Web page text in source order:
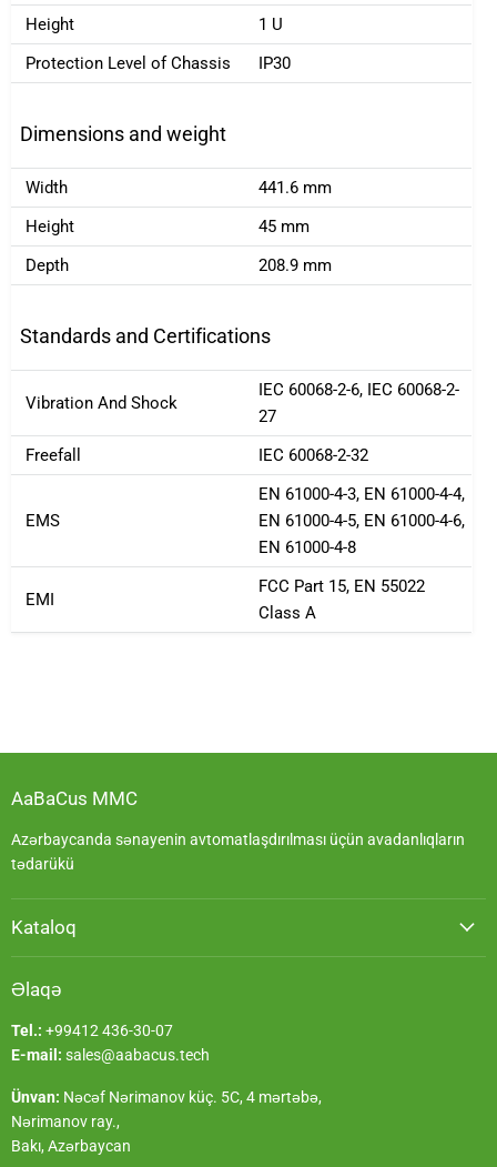
Height
1 U
Protection Level of Chassis
IP30
Dimensions and weight
Width
441.6 mm
Height
45 mm
Depth
208.9 mm
Standards and Certifications
Vibration And Shock
IEC 60068-2-6, IEC 60068-2-
27
Freefall
IEC 60068-2-32
EMS
EN 61000-4-3, EN 61000-4-4,
EN 61000-4-5, EN 61000-4-6,
EN 61000-4-8
EMI
FCC Part 15, EN 55022
Class A
AaBaCus MMC
Azərbaycanda sənayenin avtomatlaşdırılması üçün avadanlıqların
tədarükü
Kataloq
Əlaqə
Tel.: +99412 436-30-07
E-mail: sales@aabacus.tech
Ünvan: Nəcəf Nərimanov küç. 5C, 4 mərtəbə,
Nərimanov ray.,
Bakı, Azərbaycan